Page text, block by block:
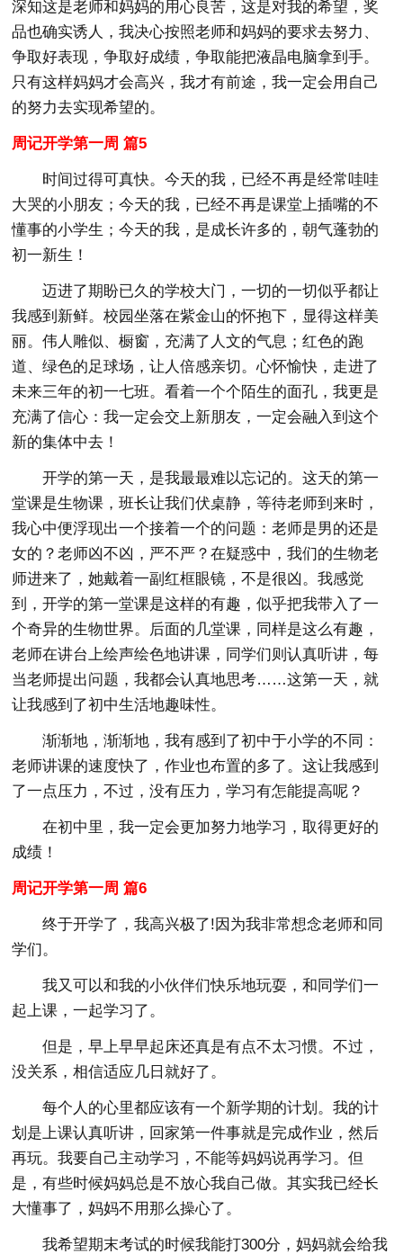
深知这是老师和妈妈的用心良苦，这是对我的希望，奖
品也确实诱人，我决心按照老师和妈妈的要求去努力、
争取好表现，争取好成绩，争取能把液晶电脑拿到手。
只有这样妈妈才会高兴，我才有前途，我一定会用自己
的努力去实现希望的。
周记开学第一周 篇5
时间过得可真快。今天的我，已经不再是经常哇哇
大哭的小朋友；今天的我，已经不再是课堂上插嘴的不
懂事的小学生；今天的我，是成长许多的，朝气蓬勃的
初一新生！
迈进了期盼已久的学校大门，一切的一切似乎都让
我感到新鲜。校园坐落在紫金山的怀抱下，显得这样美
丽。伟人雕似、橱窗，充满了人文的气息；红色的跑
道、绿色的足球场，让人倍感亲切。心怀愉快，走进了
未来三年的初一七班。看着一个个陌生的面孔，我更是
充满了信心：我一定会交上新朋友，一定会融入到这个
新的集体中去！
开学的第一天，是我最最难以忘记的。这天的第一
堂课是生物课，班长让我们伏桌静，等待老师到来时，
我心中便浮现出一个接着一个的问题：老师是男的还是
女的？老师凶不凶，严不严？在疑惑中，我们的生物老
师进来了，她戴着一副红框眼镜，不是很凶。我感觉
到，开学的第一堂课是这样的有趣，似乎把我带入了一
个奇异的生物世界。后面的几堂课，同样是这么有趣，
老师在讲台上绘声绘色地讲课，同学们则认真听讲，每
当老师提出问题，我都会认真地思考……这第一天，就
让我感到了初中生活地趣味性。
渐渐地，渐渐地，我有感到了初中于小学的不同：
老师讲课的速度快了，作业也布置的多了。这让我感到
了一点压力，不过，没有压力，学习有怎能提高呢？
在初中里，我一定会更加努力地学习，取得更好的
成绩！
周记开学第一周 篇6
终于开学了，我高兴极了!因为我非常想念老师和同
学们。
我又可以和我的小伙伴们快乐地玩耍，和同学们一
起上课，一起学习了。
但是，早上早早起床还真是有点不太习惯。不过，
没关系，相信适应几日就好了。
每个人的心里都应该有一个新学期的计划。我的计
划是上课认真听讲，回家第一件事就是完成作业，然后
再玩。我要自己主动学习，不能等妈妈说再学习。但
是，有些时候妈妈总是不放心我自己做。其实我已经长
大懂事了，妈妈不用那么操心了。
我希望期末考试的时候我能打300分，妈妈就会给我